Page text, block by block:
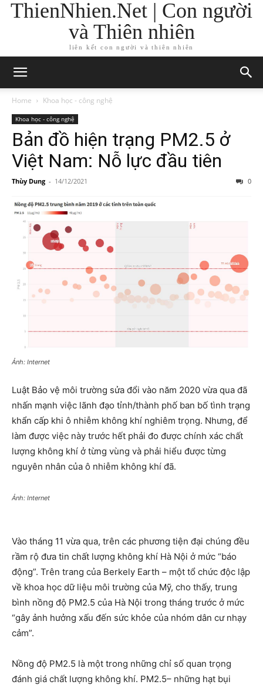
ThienNhien.Net | Con người
và Thiên nhiên
liên kết con người và thiên nhiên
Home Khoa học - công nghệ
Khoa học - công nghệ
Bản đồ hiện trạng PM2.5 ở
Việt Nam: Nỗ lực đầu tiên
Thùy Dung - 14/12/2021 0
Ảnh: Internet
Luật Bảo vệ môi trường sửa đổi vào năm 2020 vừa qua đã
nhấn mạnh việc lãnh đạo tỉnh/thành phố ban bố tình trạng
khẩn cấp khi ô nhiễm không khí nghiêm trọng. Nhưng, để
làm được việc này trước hết phải đo được chính xác chất
lượng không khí ở từng vùng và phải hiểu được từng
nguyên nhân của ô nhiễm không khí đã.
Ảnh: Internet
Vào tháng 11 vừa qua, trên các phương tiện đại chúng đều
rầm rộ đưa tin chất lượng không khí Hà Nội ở mức “báo
động”. Trên trang của Berkely Earth – một tổ chức độc lập
về khoa học dữ liệu môi trường của Mỹ, cho thấy, trung
bình nồng độ PM2.5 của Hà Nội trong tháng trước ở mức
“gây ảnh hưởng xấu đến sức khỏe của nhóm dân cư nhạy
cảm”.
Nồng độ PM2.5 là một trong những chỉ số quan trọng
đánh giá chất lượng không khí. PM2.5– những hạt bụi